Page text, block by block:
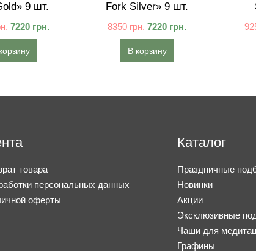
9 шт.
7220 грн.
Fork Silver» 9 шт.
8350грн. 7220 грн.
В корзину
товара
персональных данных
оферты
Каталог
Праздничные
Новинки
Акции
Эксклюзивные
Чаши для
Графины